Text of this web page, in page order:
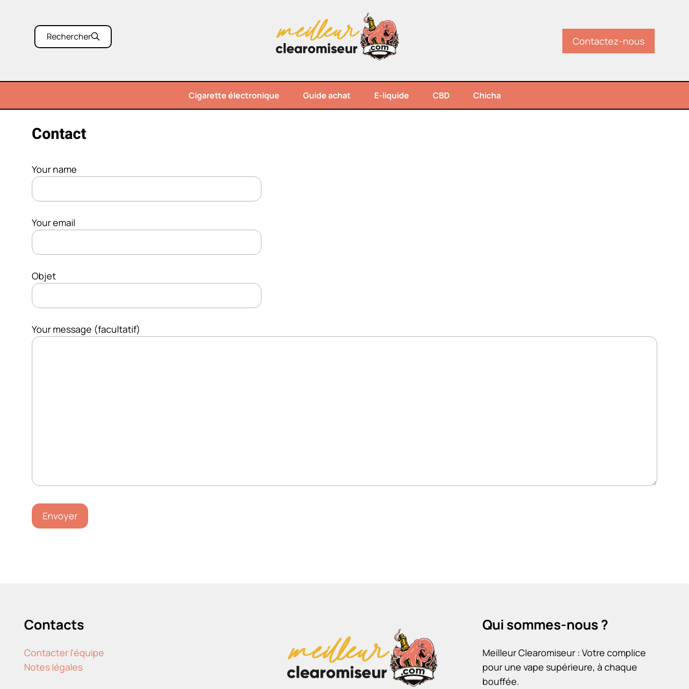
Rechercher Contactez-nous
Cigarette électronique Guide achat E-liquide CBD Chicha
Contact
Your name
Your email
Objet
Your message (facultatif)
Contacts
Contacter l'équipe
Notes légales
Qui sommes-nous ?
Meilleur Clearomiseur : Votre complice
pour une vape supérieure, à chaque
bouffée.